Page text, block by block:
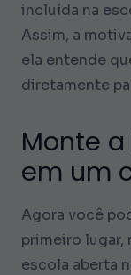
incluída na
Assim, a
ela entende
diretamente
Monte
em um
Agora você
primeiro lugar,
escola aberta